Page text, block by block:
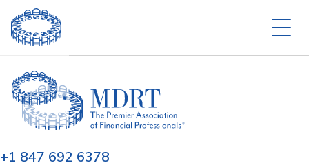
+1 847 692 6378